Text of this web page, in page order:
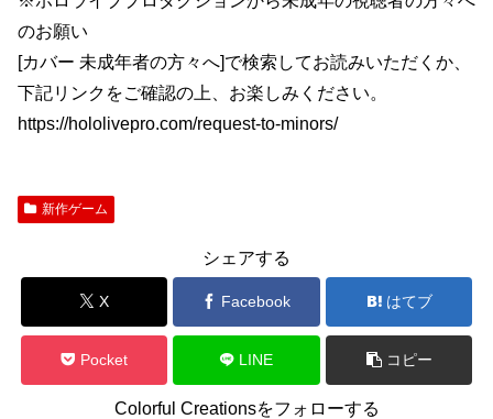
のお願い
[カバー 未成年者の方々へ]で検索してお読みいただくか、
下記リンクをご確認の上、お楽しみください。
https://hololivepro.com/request-to-minors/
新作ゲーム
シェアする
X Facebook はてブ
Pocket LINE コピー
Colorful Creationsをフォローする